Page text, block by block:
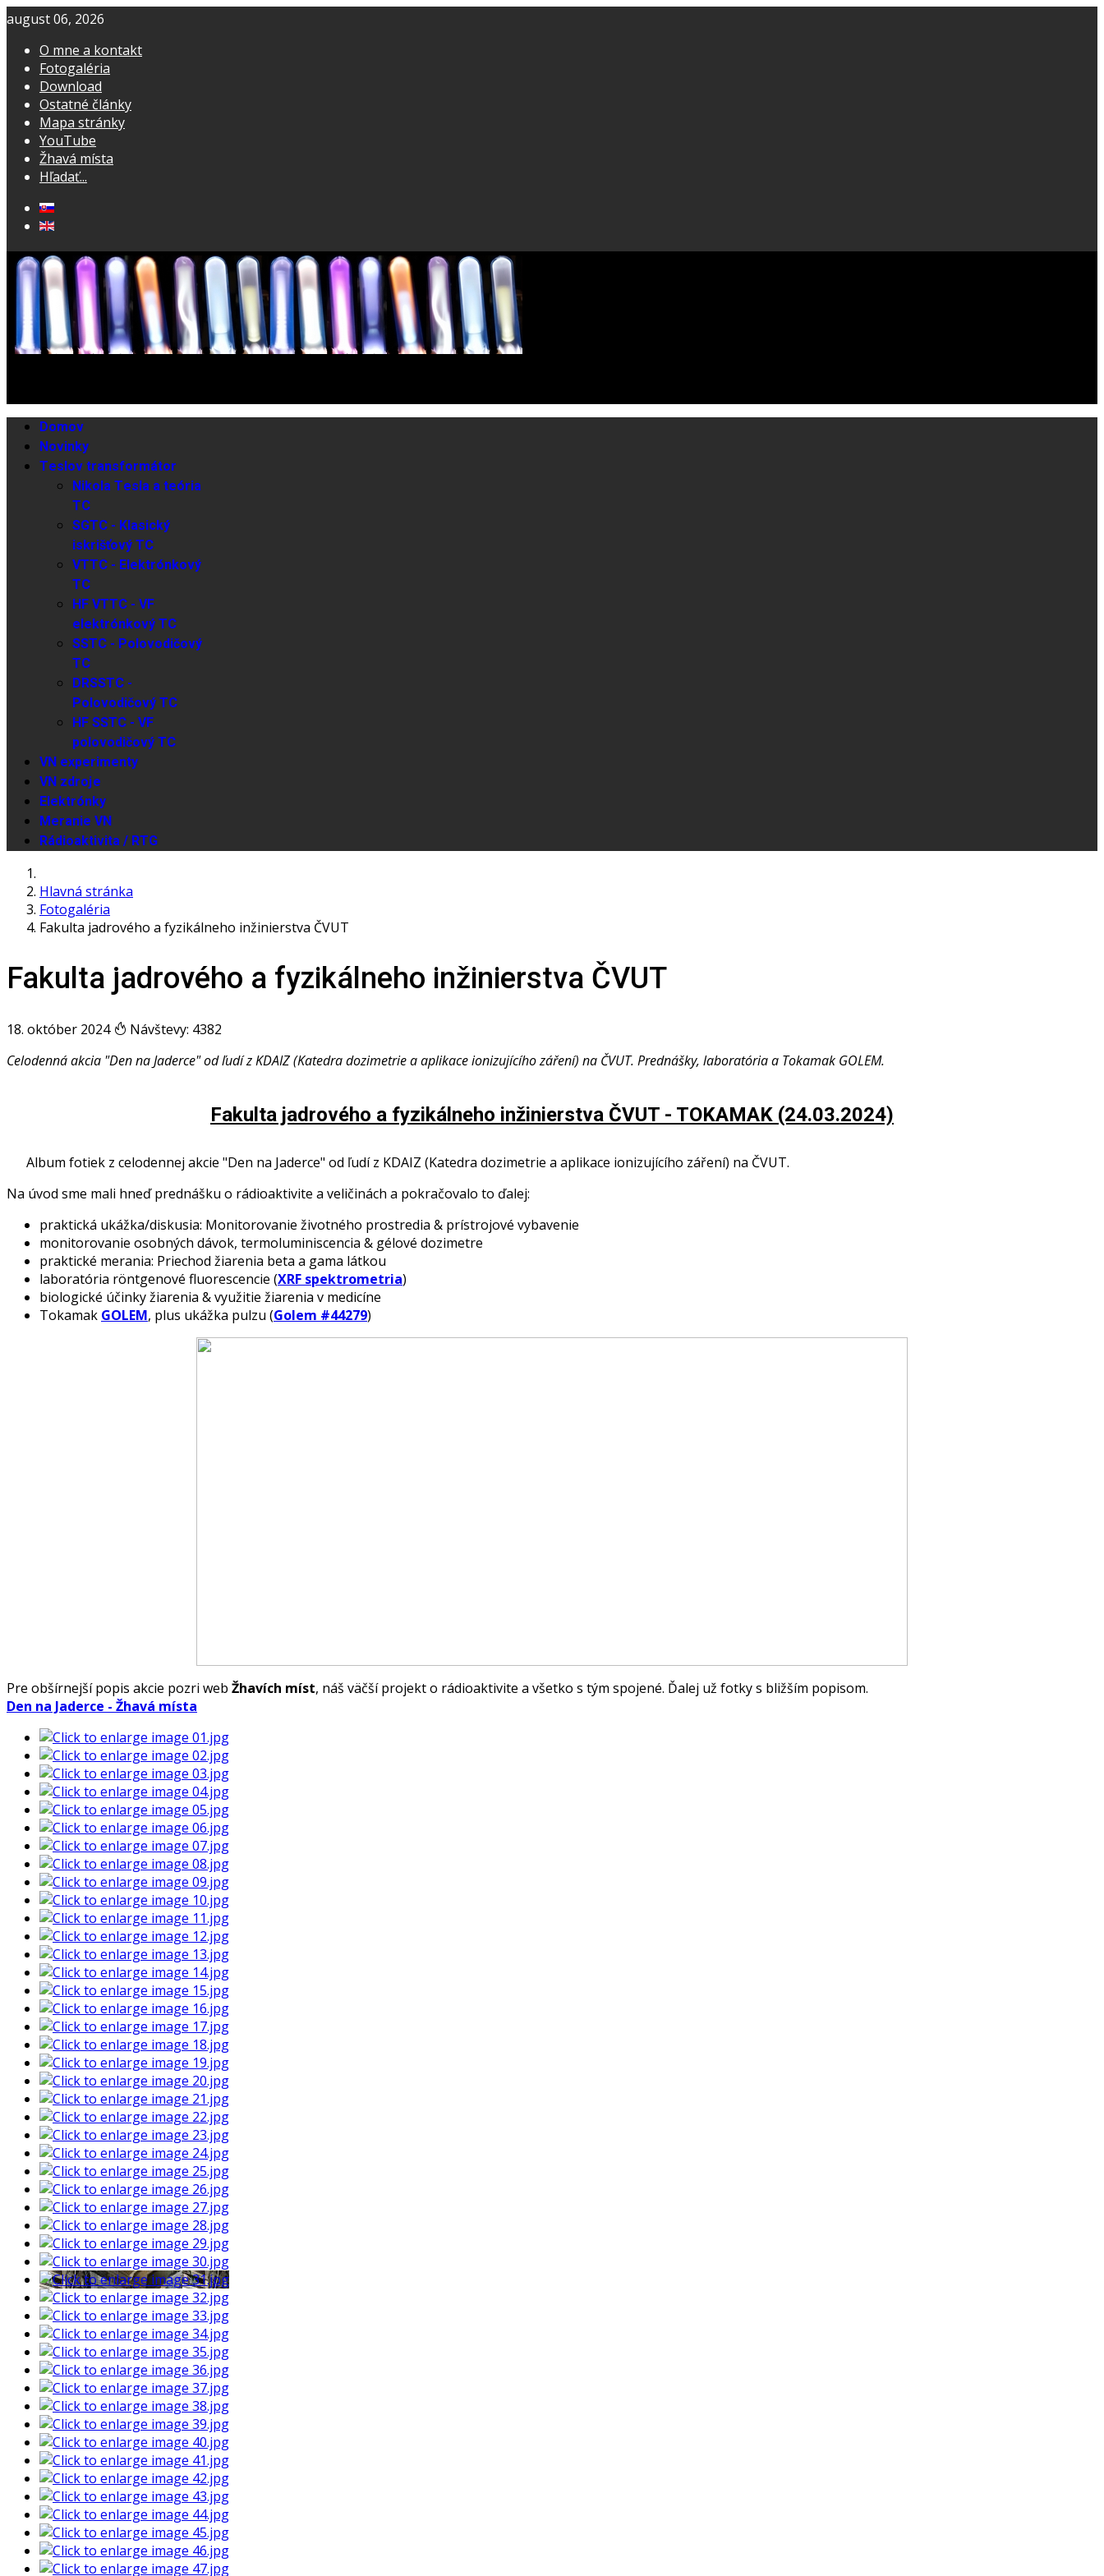
august 06, 2026
O mne a kontakt
Fotogaléria
Download
Ostatné články
Mapa stránky
YouTube
Žhavá místa
Hľadať...
Domov
Novinky
Teslov transformátor
Nikola Tesla a teória
TC
SGTC - Klasický
iskrišťový TC
VTTC - Elektrónkový
TC
HF VTTC - VF
elektrónkový TC
SSTC - Polovodičový
TC
DRSSTC -
Polovodičový TC
HF SSTC - VF
polovodičový TC
VN experimenty
VN zdroje
Elektrónky
Meranie VN
Rádioaktivita / RTG
Hlavná stránka
Fotogaléria
Fakulta jadrového a fyzikálneho inžinierstva ČVUT
Fakulta jadrového a fyzikálneho inžinierstva ČVUT
18. október 2024
Návštevy: 4382
Celodenná akcia "Den na Jaderce" od ľudí z KDAIZ (Katedra dozimetrie a aplikace ionizujícího záření) na ČVUT. Prednášky, laboratória a Tokamak GOLEM.
Fakulta jadrového a fyzikálneho inžinierstva ČVUT - TOKAMAK (24.03.2024)
Album fotiek z celodennej akcie "Den na Jaderce" od ľudí z KDAIZ (Katedra dozimetrie a aplikace ionizujícího záření) na ČVUT.
Na úvod sme mali hneď prednášku o rádioaktivite a veličinách a pokračovalo to ďalej:
praktická ukážka/diskusia: Monitorovanie životného prostredia & prístrojové vybavenie
monitorovanie osobných dávok, termoluminiscencia & gélové dozimetre
praktické merania: Priechod žiarenia beta a gama látkou
laboratória röntgenové fluorescencie (XRF spektrometria)
biologické účinky žiarenia & využitie žiarenia v medicíne
Tokamak GOLEM, plus ukážka pulzu (Golem #44279)
Pre obšírnejší popis akcie pozri web Žhavích míst, náš väčší projekt o rádioaktivite a všetko s tým spojené. Ďalej už fotky s bližším popisom.
Den na Jaderce - Žhavá místa